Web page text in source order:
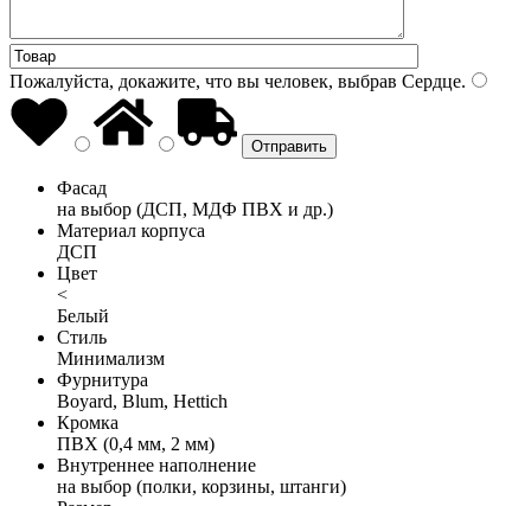
Пожалуйста, докажите, что вы человек, выбрав Сердце.
Фасад
на выбор (ДСП, МДФ ПВХ и др.)
Материал корпуса
ДСП
Цвет
<
Белый
Стиль
Минимализм
Фурнитура
Boyard, Blum, Hettich
Кромка
ПВХ (0,4 мм, 2 мм)
Внутреннее наполнение
на выбор (полки, корзины, штанги)